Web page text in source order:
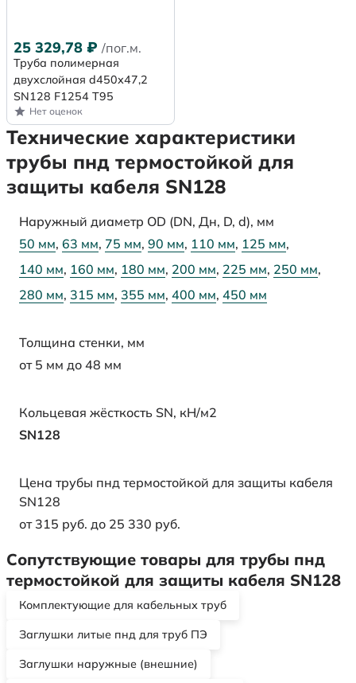
25 329,78 ₽ /пог.м.
Труба полимерная
двухслойная d450х47,2
SN128 F1254 Т95
Нет оценок
Технические характеристики
трубы пнд термостойкой для
защиты кабеля SN128
Наружный диаметр OD (DN, Дн, D, d), мм
50 мм, 63 мм, 75 мм, 90 мм, 110 мм, 125 мм,
140 мм, 160 мм, 180 мм, 200 мм, 225 мм, 250 мм,
280 мм, 315 мм, 355 мм, 400 мм, 450 мм
Толщина стенки, мм
от 5 мм до 48 мм
Кольцевая жёсткость SN, кН/м2
SN128
Цена трубы пнд термостойкой для защиты кабеля
SN128
от 315 руб. до 25 330 руб.
Сопутствующие товары для трубы пнд
термостойкой для защиты кабеля SN128
Комплектующие для кабельных труб
Заглушки литые пнд для труб ПЭ
Заглушки наружные (внешние)